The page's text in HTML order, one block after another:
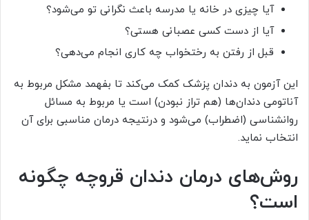
آیا چیزی در خانه یا مدرسه باعث نگرانی تو می‌شود؟
آیا از دست کسی عصبانی هستی؟
قبل از رفتن به رختخواب چه کاری انجام می‌دهی؟
این آزمون به دندان پزشک کمک می‌کند تا بفهمد مشکل مربوط به
آناتومی دندان‌ها (هم تراز نبودن) است یا مربوط به مسائل
روانشناسی (اضطراب) می‌شود و درنتیجه درمان مناسبی برای آن
انتخاب نماید.
روش‌های درمان دندان قروچه چگونه
است؟